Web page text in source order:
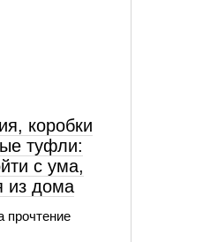
коробки
туфли:
с ума,
из дома
прочтение